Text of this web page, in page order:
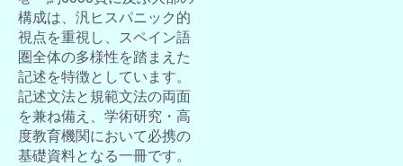
構成は、汎ヒスパニック的
視点を重視し、スペイン語
圏全体の多様性を踏まえた
記述を特徴としています。
記述文法と規範文法の両面
を兼ね備え、学術研究・高
度教育機関において必携の
基礎資料となる一冊です。